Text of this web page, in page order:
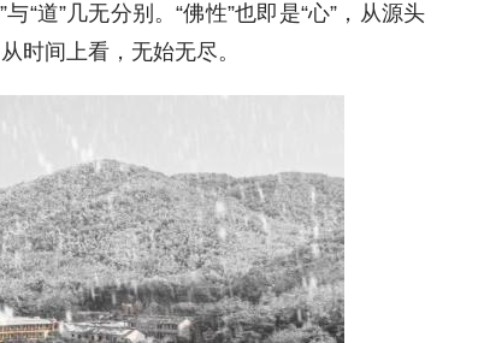
“道”几无分别。“佛性”也即是“心”，从源头
时间上看，无始无尽。